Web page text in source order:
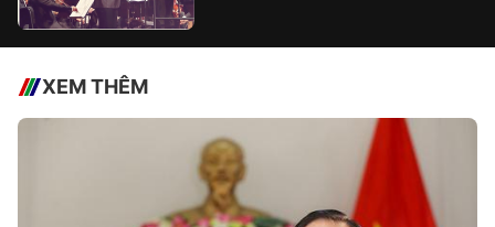
XEM THÊM